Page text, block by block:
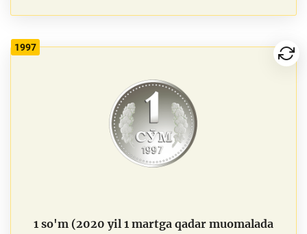
1 so'm (2020 yil 1 martga qadar muomalada
1997